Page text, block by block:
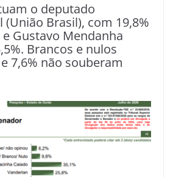
o deputado
(União Brasil), com 19,8%
Gustavo Mendanha
Brancos e nulos
7,6% não souberam